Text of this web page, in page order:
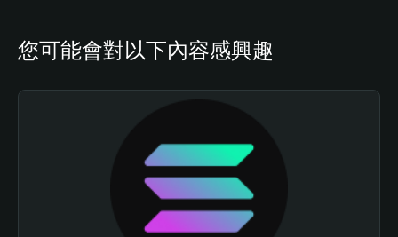
您可能會對以下內容感興趣